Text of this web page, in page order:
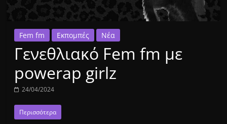
Fem fm Εκπομπές Νέα
Γενεθλιακό Fem fm με
powerap girlz
24/04/2024
Περισσότερα